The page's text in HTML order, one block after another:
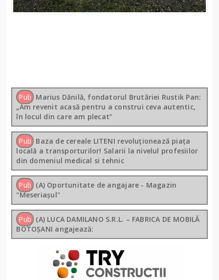
Pub Marius Dănilă, fondatorul Brutăriei Rustik Pan:
„Am revenit acasă pentru a construi ceva autentic,
în locul din care am plecat”
Pub Baza de cereale LITENI revoluționează piața
locală a transporturilor! Salarii la nivelul profesiilor
din domeniul medical si tehnic
Pub (A) Oportunitate de angajare - Magazin
"Meseriașul"
Pub (A) LUCA DAMILANO S.R.L. – FABRICA DE MOBILĂ
BOTOȘANI angajează: